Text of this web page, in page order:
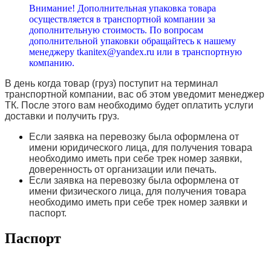
Внимание! Дополнительная упаковка товара
осуществляется в транспортной компании за
дополнительную стоимость. По вопросам
дополнительной упаковки обращайтесь к нашему
менеджеру tkanitex@yandex.ru или в транспортную
компанию.
В день когда товар (груз) поступит на терминал
транспортной компании, вас об этом уведомит менеджер
ТК. После этого вам необходимо будет оплатить услуги
доставки и получить груз.
Если заявка на перевозку была оформлена от
имени юридического лица, для получения товара
необходимо иметь при себе трек номер заявки,
доверенность от организации или печать.
Если заявка на перевозку была оформлена от
имени физического лица, для получения товара
необходимо иметь при себе трек номер заявки и
паспорт.
Паспорт